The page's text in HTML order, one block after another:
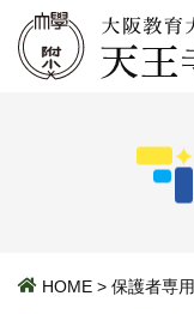
HOME > 保護者専用